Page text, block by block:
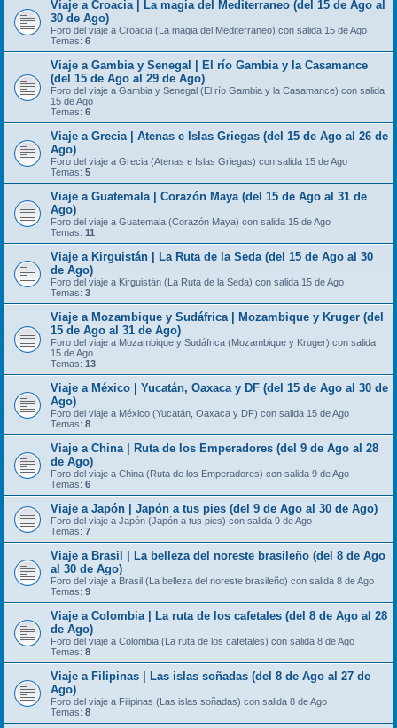
Viaje a Croacia | La magia del Mediterraneo (del 15 de Ago al
30 de Ago)
Foro del viaje a Croacia (La magia del Mediterraneo) con salida 15 de Ago
Temas: 6
Viaje a Gambia y Senegal | El río Gambia y la Casamance
(del 15 de Ago al 29 de Ago)
Foro del viaje a Gambia y Senegal (El río Gambia y la Casamance) con salida
15 de Ago
Temas: 6
Viaje a Grecia | Atenas e Islas Griegas (del 15 de Ago al 26 de
Ago)
Foro del viaje a Grecia (Atenas e Islas Griegas) con salida 15 de Ago
Temas: 5
Viaje a Guatemala | Corazón Maya (del 15 de Ago al 31 de
Ago)
Foro del viaje a Guatemala (Corazón Maya) con salida 15 de Ago
Temas: 11
Viaje a Kirguistán | La Ruta de la Seda (del 15 de Ago al 30
de Ago)
Foro del viaje a Kirguistán (La Ruta de la Seda) con salida 15 de Ago
Temas: 3
Viaje a Mozambique y Sudáfrica | Mozambique y Kruger (del
15 de Ago al 31 de Ago)
Foro del viaje a Mozambique y Sudáfrica (Mozambique y Kruger) con salida
15 de Ago
Temas: 13
Viaje a México | Yucatán, Oaxaca y DF (del 15 de Ago al 30 de
Ago)
Foro del viaje a México (Yucatán, Oaxaca y DF) con salida 15 de Ago
Temas: 8
Viaje a China | Ruta de los Emperadores (del 9 de Ago al 28
de Ago)
Foro del viaje a China (Ruta de los Emperadores) con salida 9 de Ago
Temas: 6
Viaje a Japón | Japón a tus pies (del 9 de Ago al 30 de Ago)
Foro del viaje a Japón (Japón a tus pies) con salida 9 de Ago
Temas: 7
Viaje a Brasil | La belleza del noreste brasileño (del 8 de Ago
al 30 de Ago)
Foro del viaje a Brasil (La belleza del noreste brasileño) con salida 8 de Ago
Temas: 9
Viaje a Colombia | La ruta de los cafetales (del 8 de Ago al 28
de Ago)
Foro del viaje a Colombia (La ruta de los cafetales) con salida 8 de Ago
Temas: 8
Viaje a Filipinas | Las islas soñadas (del 8 de Ago al 27 de
Ago)
Foro del viaje a Filipinas (Las islas soñadas) con salida 8 de Ago
Temas: 8